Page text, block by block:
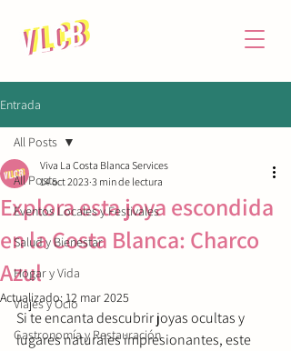
Entrada
All Posts
Eventos Locales y Festivales
Salud y Bienestar
Hogar y Vida
Viajes y Ocio
Gastronomía y Restauración
All Posts
Explora esta joya escondida
en la Costa Blanca: Charco
Azul
Viva La Costa Blanca Services
14 oct 2023 3 min de lectura
Actualizado:12 mar 2025
Si te encanta descubrir joyas ocultas y
lugares naturales impresionantes, este